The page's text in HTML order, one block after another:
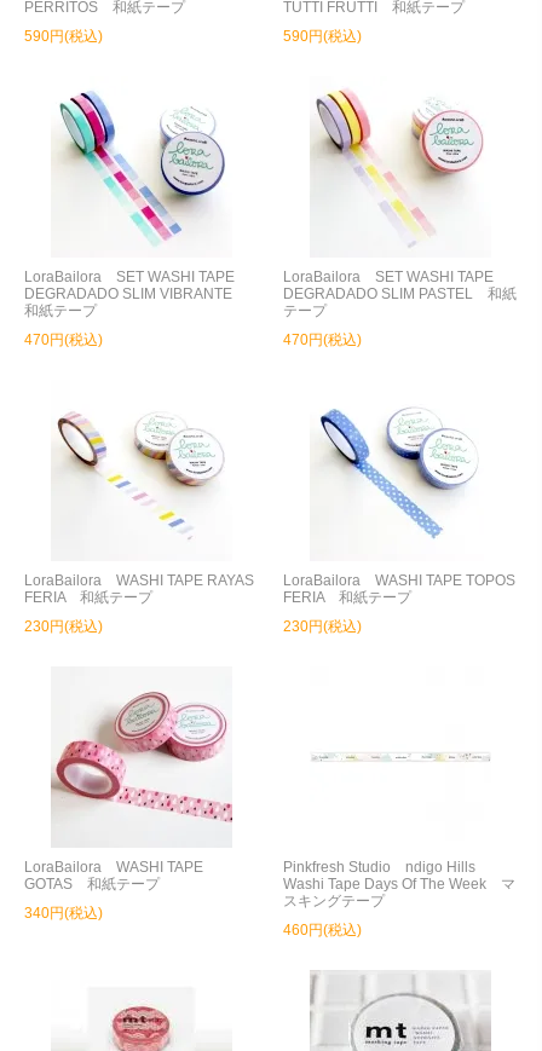
PERRITOS 和紙テープ
590円(税込)
TUTTI FRUTTI 和紙テープ
590円(税込)
LoraBailora SET WASHI TAPE
DEGRADADO SLIM VIBRANTE
和紙テープ
470円(税込)
LoraBailora SET WASHI TAPE
DEGRADADO SLIM PASTEL 和紙
テープ
470円(税込)
LoraBailora WASHI TAPE RAYAS
FERIA 和紙テープ
230円(税込)
LoraBailora WASHI TAPE TOPOS
FERIA 和紙テープ
230円(税込)
LoraBailora WASHI TAPE
GOTAS 和紙テープ
340円(税込)
Pinkfresh Studio ndigo Hills
Washi Tape Days Of The Week マ
スキングテープ
460円(税込)